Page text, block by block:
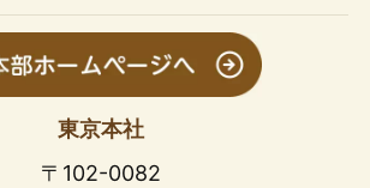
東京本社
〒102-0082